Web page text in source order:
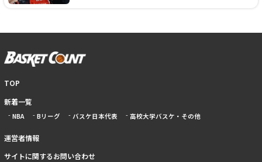
TOP
新着一覧
NBA Bリーグ バスケ日本代表 高校大学バスケ・その他
運営者情報
サイトに関するお問い合わせ